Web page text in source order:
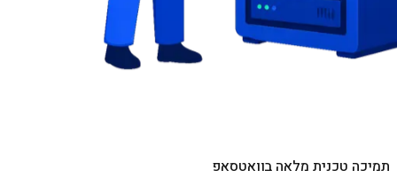
תמיכה טכנית מלאה בוואטסאפ